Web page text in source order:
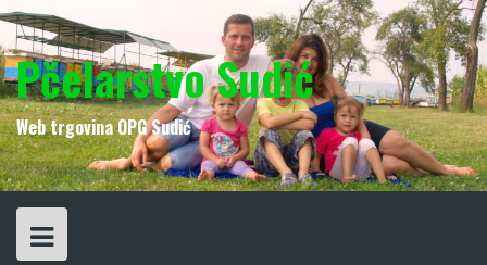
Skip
to
content
Pčelarstvo Sudić
Web trgovina OPG Sudić